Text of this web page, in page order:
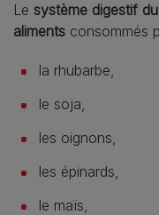
Le système digestif
aliments consommés
la rhubarbe,
le soja,
les oignons,
les épinards,
le maïs,